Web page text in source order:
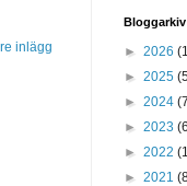
inlägg
Bloggarkiv
► 2026
► 2025
► 2024
► 2023
► 2022
► 2021